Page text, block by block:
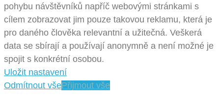
pohybu návštěvníků napříč webovými stránkami s
cílem zobrazovat jim pouze takovou reklamu, která je
pro daného člověka relevantní a užitečná. Veškerá
data se sbírají a používají anonymně a není možné je
spojit s konkrétní osobou.
Uložit nastavení
Odmítnout všePřijmout vše